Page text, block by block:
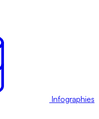
Infographies